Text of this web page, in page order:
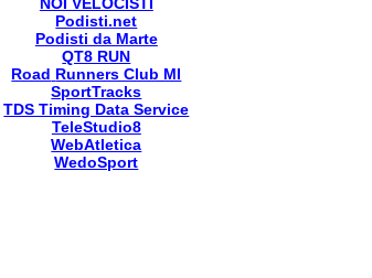
NOI VELOCISTI
Podisti.net
Podisti da Marte
QT8 RUN
Road Runners Club MI
SportTracks
TDS Timing Data Service
TeleStudio8
WebAtletica
WedoSport